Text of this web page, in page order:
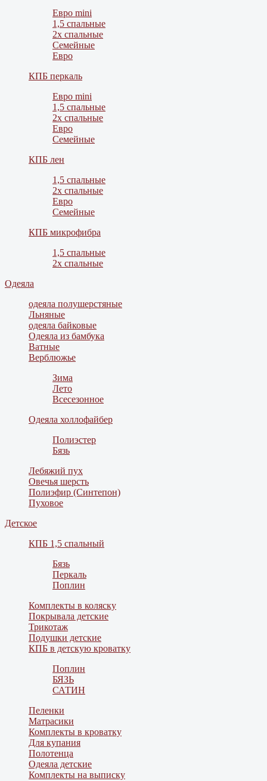
Евро mini
1,5 спальные
2х спальные
Семейные
Евро
КПБ перкаль
Евро mini
1,5 спальные
2х спальные
Евро
Семейные
КПБ лен
1,5 спальные
2х спальные
Евро
Семейные
КПБ микрофибра
1,5 спальные
2х спальные
Одеяла
одеяла полушерстяные
Льняные
одеяла байковые
Одеяла из бамбука
Ватные
Верблюжье
Зима
Лето
Всесезонное
Одеяла холлофайбер
Полиэстер
Бязь
Лебяжий пух
Овечья шерсть
Полиэфир (Синтепон)
Пуховое
Детское
КПБ 1,5 спальный
Бязь
Перкаль
Поплин
Комплекты в коляску
Покрывала детские
Трикотаж
Подушки детские
КПБ в детскую кроватку
Поплин
БЯЗЬ
САТИН
Пеленки
Матрасики
Комплекты в кроватку
Для купания
Полотенца
Одеяла детские
Комплекты на выписку